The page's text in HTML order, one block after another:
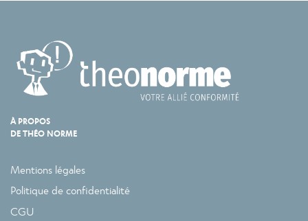
À PROPOS
DE THÉO NORME
Mentions légales
Politique de confidentialité
CGU